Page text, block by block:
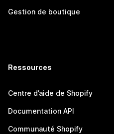
Gestion de boutique
Ressources
Centre d’aide de Shopify
Documentation API
Communauté Shopify